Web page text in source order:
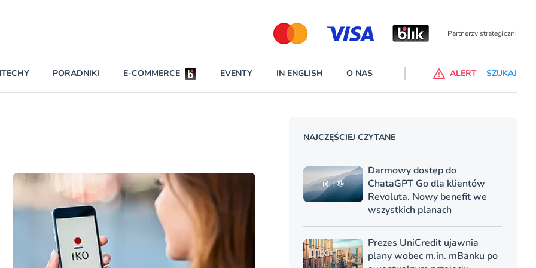
Partnerzy wspierający
PRAWO
RAPORTY SPECJALNE
W najniższych planach – Standard i Plus – z usługi będzie można korzsytać za
darmo przez trzy miesiące
PORADNIKI E-COMMERCE EVENTY IN ENGLISH O NAS ALERT SZUKAJ
NAJCZĘŚCIEJ CZYTANE
Darmowy dostęp do
ChataGPT Go dla klientów
Revoluta. Nowy benefit we
wszystkich planach
Prezes UniCredit ujawnia
plany wobec m.in. mBanku po